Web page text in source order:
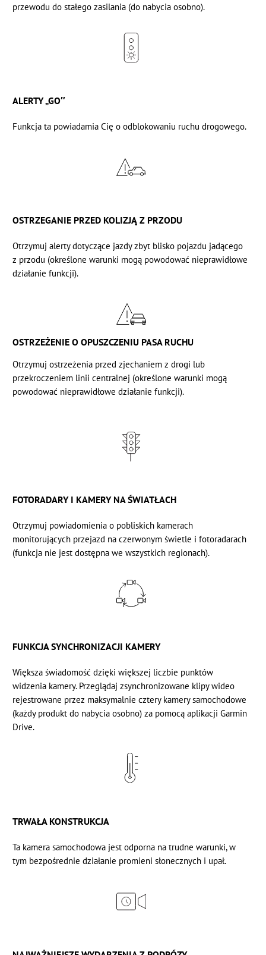
przewodu do stałego zasilania (do nabycia osobno).
ALERTY „GO″
Funkcja ta powiadamia Cię o odblokowaniu ruchu drogowego.
OSTRZEGANIE PRZED KOLIZJĄ Z PRZODU
Otrzymuj alerty dotyczące jazdy zbyt blisko pojazdu jadącego
z przodu (określone warunki mogą powodować nieprawidłowe
działanie funkcji).
OSTRZEŻENIE O OPUSZCZENIU PASA RUCHU
Otrzymuj ostrzeżenia przed zjechaniem z drogi lub
przekroczeniem linii centralnej (określone warunki mogą
powodować nieprawidłowe działanie funkcji).
FOTORADARY I KAMERY NA ŚWIATŁACH
Otrzymuj powiadomienia o pobliskich kamerach
monitorujących przejazd na czerwonym świetle i fotoradarach
(funkcja nie jest dostępna we wszystkich regionach).
FUNKCJA SYNCHRONIZACJI KAMERY
Większa świadomość dzięki większej liczbie punktów
widzenia kamery. Przeglądaj zsynchronizowane klipy wideo
rejestrowane przez maksymalnie cztery kamery samochodowe
(każdy produkt do nabycia osobno) za pomocą aplikacji Garmin
Drive.
TRWAŁA KONSTRUKCJA
Ta kamera samochodowa jest odporna na trudne warunki, w
tym bezpośrednie działanie promieni słonecznych i upał.